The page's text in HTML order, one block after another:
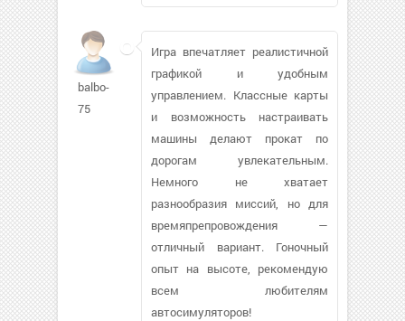
balbo-
75
Игра впечатляет реалистичной
графикой и удобным
управлением. Классные карты
и возможность настраивать
машины делают прокат по
дорогам увлекательным.
Немного не хватает
разнообразия миссий, но для
времяпрепровождения —
отличный вариант. Гоночный
опыт на высоте, рекомендую
всем любителям
автосимуляторов!